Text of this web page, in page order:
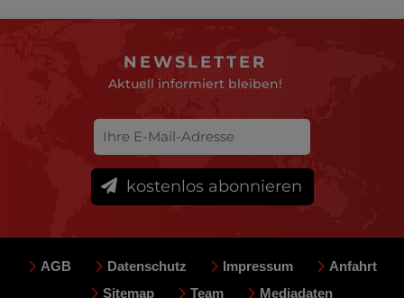
NEWSLETTER
Aktuell informiert bleiben!
kostenlos abonnieren
AGB Datenschutz Impressum
Anfahrt
Sitemap
Team Mediadaten